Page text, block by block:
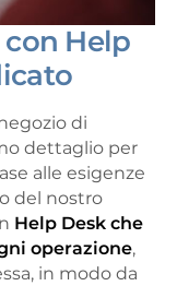
Help
di
dettaglio per
alle esigenze
del nostro
Help Desk che
operazione,
in modo da